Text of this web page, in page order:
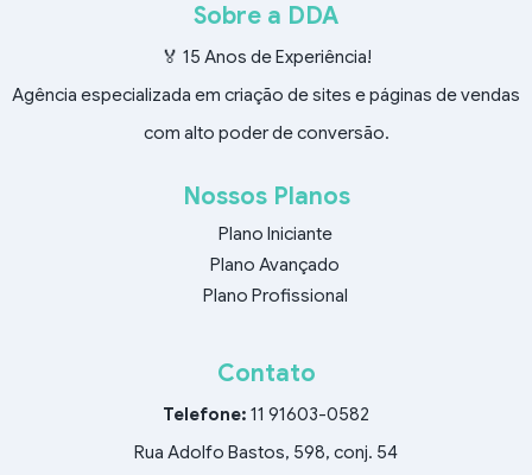
Sobre a DDA
🏅 15 Anos de Experiência!
Agência especializada em criação de sites e páginas de vendas
com alto poder de conversão.
Nossos Planos
Plano Iniciante
Plano Avançado
Plano Profissional
Contato
Telefone: 11 91603-0582
Rua Adolfo Bastos, 598, conj. 54